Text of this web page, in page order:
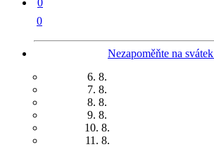
0
0
Nezapoměňte na svátek
6. 8.
7. 8.
8. 8.
9. 8.
10. 8.
11. 8.